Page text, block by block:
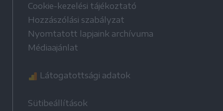
Cookie-kezelési tájékoztató
Hozzászólási szabályzat
Nyomtatott lapjaink archívuma
Médiaajánlat
Látogatottsági adatok
Sütibeállítások